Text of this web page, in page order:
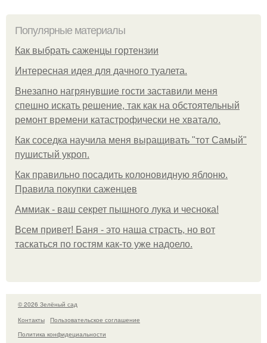
Популярные материалы
Как выбрать саженцы гортензии
Интересная идея для дачного туалета.
Внезапно нагрянувшие гости заставили меня
спешно искать решение, так как на обстоятельный
ремонт времени катастрофически не хватало.
Как соседка научила меня выращивать "тот Самый"
пушистый укроп.
Как правильно посадить колоновидную яблоню.
Правила покупки саженцев
Аммиак - ваш секрет пышного лука и чеснока!
Всем привет! Баня - это наша страсть, но вот
таскаться по гостям как-то уже надоело.
© 2026 Зелёный сад
Контакты
Пользовательское соглашение
Политика конфидециальности